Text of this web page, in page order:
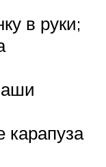
в руки;
карапуза